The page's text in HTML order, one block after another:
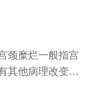
白带化验等检
颈糜烂一般指宫
其他病理改变，